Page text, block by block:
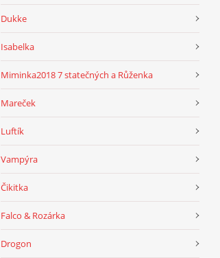
Dukke
Isabelka
Miminka2018 7 statečných a Růženka
Mareček
Luftík
Vampýra
Čikitka
Falco & Rozárka
Drogon